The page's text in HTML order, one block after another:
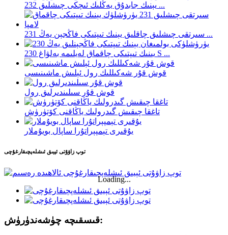
يېنىك جابدۇق يەڭلىك ئىچكى چىشلىق 232 ...
سىرتقى چىشلىق چاقلىق يېنىك تىپتىكى فاڭجېن يەڭ 231 ...
يىنىك تىپتىكى چاقماق لەيلىمە بەلۋاغ 230 S ...
قوش قۇر شەكىللىك رول ئېلىش ماشىنىسى
قوش قۇر سىلىندىرلىق رول
تاغقا چىقىش گىدرولىك ياڭاقنى كۆتۈرۈش
يۇقىرى تېمپېراتۇرا ساپال بويۇملار
توپ زاۋۇتى ئېيىق ئىشلەپچىقارغۇچى
Loading...
قىسقىچە چۈشەندۈرۈش: